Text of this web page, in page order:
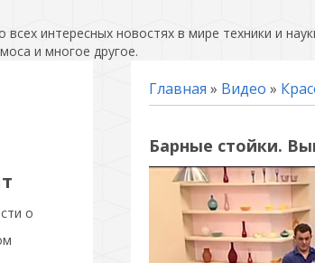
интересных новостях в мире техники и
и многое другое.
о
Главная » Видео »
Барные стойки.